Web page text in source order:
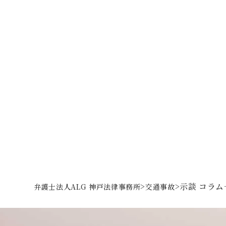
弁護士法人ALG 神戸法律事務所>交通事故>示談 コラ